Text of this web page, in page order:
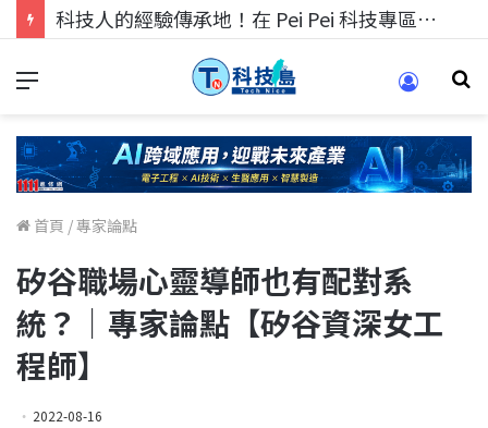
科技人的經驗傳承地！在 Pei Pei 科技專區，與學弟妹交流最硬核的技術
首頁 /專家論點
矽谷職場心靈導師也有配對系
統？｜專家論點【矽谷資深女工
程師】
2022-08-16